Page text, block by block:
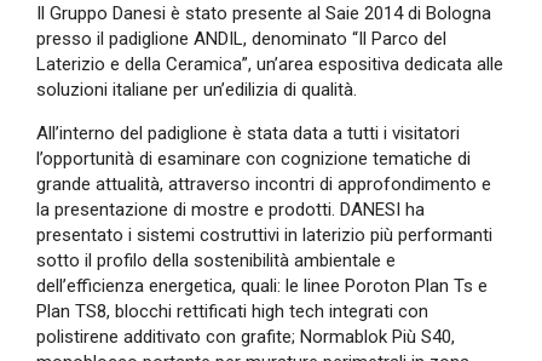
Il Gruppo Danesi è stato presente al Saie 2014 di Bologna
presso il padiglione ANDIL, denominato “Il Parco del
Laterizio e della Ceramica”, un’area espositiva dedicata alle
soluzioni italiane per un’edilizia di qualità.
All’interno del padiglione è stata data a tutti i visitatori
l’opportunità di esaminare con cognizione tematiche di
grande attualità, attraverso incontri di approfondimento e
la presentazione di mostre e prodotti. DANESI ha
presentato i sistemi costruttivi in laterizio più performanti
sotto il profilo della sostenibilità ambientale e
dell’efficienza energetica, quali: le linee Poroton Plan Ts e
Plan TS8, blocchi rettificati high tech integrati con
polistirene additivato con grafite; Normablok Più S40,